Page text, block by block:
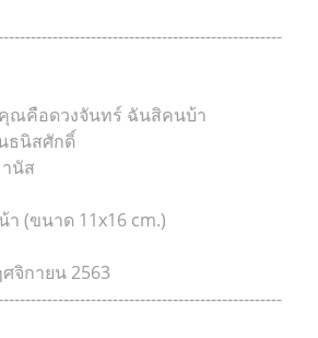
คุณคือดวงจันทร์ ฉันสิคนบ้า
ธนิสศักดิ์
นัส
(ขนาด 11x16 cm.)
จิกายน 2563